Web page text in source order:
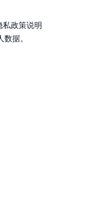
私政策说明
据。